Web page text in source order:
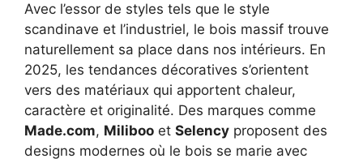
Avec l’essor de styles tels que le style
scandinave et l’industriel, le bois massif trouve
naturellement sa place dans nos intérieurs. En
2025, les tendances décoratives s’orientent
vers des matériaux qui apportent chaleur,
caractère et originalité. Des marques comme
Made.com, Miliboo et Selency proposent des
designs modernes où le bois se marie avec